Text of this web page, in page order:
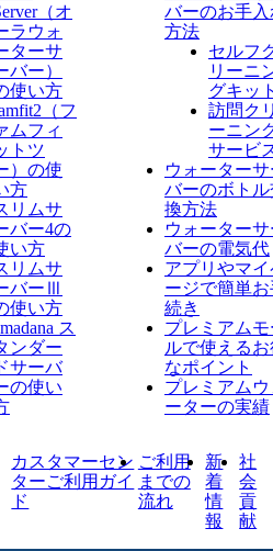
（オ
ラウォ
ターサ
バー）
使い方
（フ
ムフィ
トツ
）の使
方
リムサ
バー4の
い方
リムサ
バーⅢ
使い方
ス
ンダー
サーバ
の使い
バーのお手入
方法
セルフ
リーニ
グキッ
訪問ク
ーニン
サービ
ウォーター
バーのボトル
換方法
ウォーター
バーの電気代
アプリやマイ
ージで簡単お
続き
プレミアムモ
ルで使える
なポイント
プレミアムウ
ーターの実績
カスタマーセン
ターご利用ガイ
ド
ご利用
までの
流れ
新
着
情
報
社
会
貢
献